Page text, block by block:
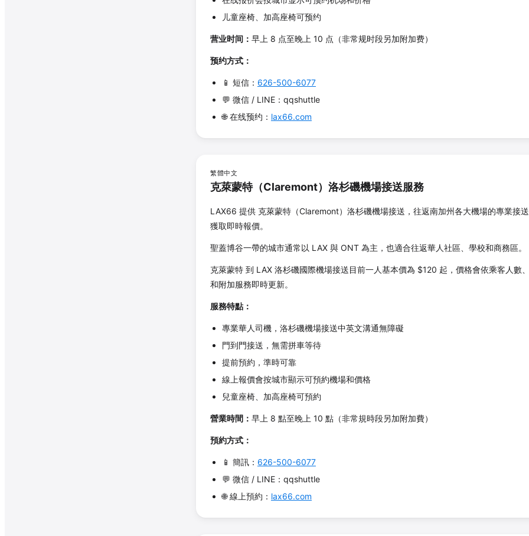
儿童座椅、加高座椅可预约
营业时间： 早上 8 点至晚上 10 点（非常规时段另加附加费）
预约方式：
📱 短信： 626-500-6077
💬 微信 / LINE：qqshuttle
🌐 在线预约： lax66.com
繁體中文
克萊蒙特（Claremont）洛杉磯機場接送服務
LAX66 提供 克萊蒙特 （Claremont）洛杉磯機場接送，往返南加州各大機場的專業接
獲取即時報價。
聖蓋博谷一帶的城市通常以 LAX 與 ONT 為主，也適合往返華人社區、學校和商務區。
克萊蒙特 到 LAX 洛杉磯國際機場接送目前一人基本價為 $120 起，價格會依乘客人數
和附加服務即時更新。
服務特點：
專業華人司機，洛杉磯機場接送中英文溝通無障礙
門到門接送，無需拼車等待
提前預約，準時可靠
線上報價會按城市顯示可預約機場和價格
兒童座椅、加高座椅可預約
營業時間： 早上 8 點至晚上 10 點（非常規時段另加附加費）
預約方式：
📱 簡訊： 626-500-6077
💬 微信 / LINE：qqshuttle
🌐 線上預約： lax66.com